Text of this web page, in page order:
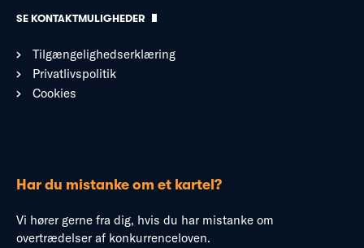
SE KONTAKTMULIGHEDER
Tilgængelighedserklæring
Privatlivspolitik
Cookies
Har du mistanke om et kartel?
Vi hører gerne fra dig, hvis du har mistanke om
overtrædelser af konkurrenceloven.